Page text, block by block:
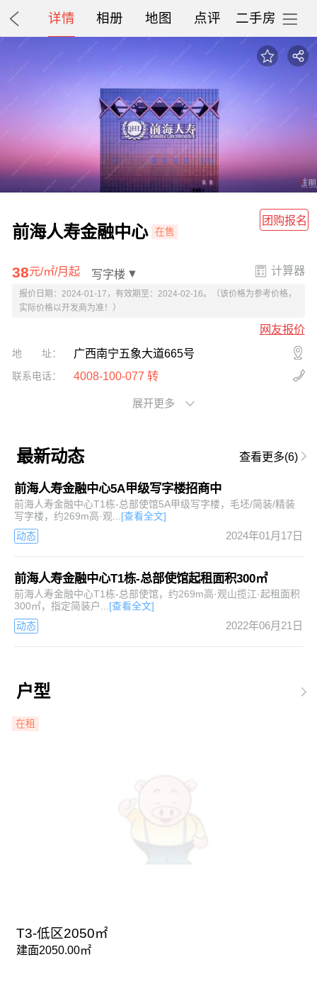
详情 相册 地图 点评 二手房
前海人寿金融中心 在售
团购报名
38元/㎡/月起 计算器
报价日期：2024-01-17，有效期至：2024-02-16。（该价格为参考价格，
实际价格以开发商为准！）
网友报价
地 址： 广西南宁五象大道665号
联系电话： 4008-100-077 转
展开更多
最新动态 查看更多(6)
前海人寿金融中心5A甲级写字楼招商中
前海人寿金融中心T1栋-总部使馆5A甲级写字楼，毛坯/简装/精装
写字楼，约269m高·观...[查看全文]
动态
2024年01月17日
前海人寿金融中心T1栋-总部使馆起租面积300㎡
前海人寿金融中心T1栋-总部使馆，约269m高·观山揽江·起租面积
300㎡，指定简装户...[查看全文]
动态
2022年06月21日
户型
在租
T3-低区2050㎡
建面2050.00㎡